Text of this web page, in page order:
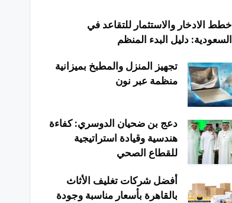
خطط الادخار والاستثمار للتقاعد في
السعودية: دليل البدء المنظم
تجهيز المنزل والمطبخ بميزانية
منظمة عبر نون
دعج بن ضحيان الدوسري: كفاءة
هندسية وقيادة استراتيجية
للقطاع الصحي
أفضل شركات تغليف الأثاث
بالقاهرة بأسعار مناسبة وجودة